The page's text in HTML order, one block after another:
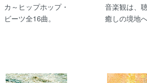
カ～ヒップホップ・
ビーツ全16曲。
音楽観は、
癒しの境地